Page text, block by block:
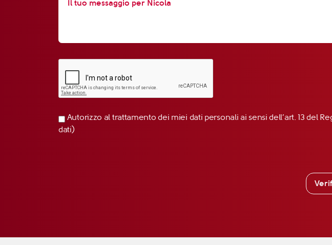
Autorizzo al trattamento dei miei dati personali ai sensi dell’art. 13 del
dati)